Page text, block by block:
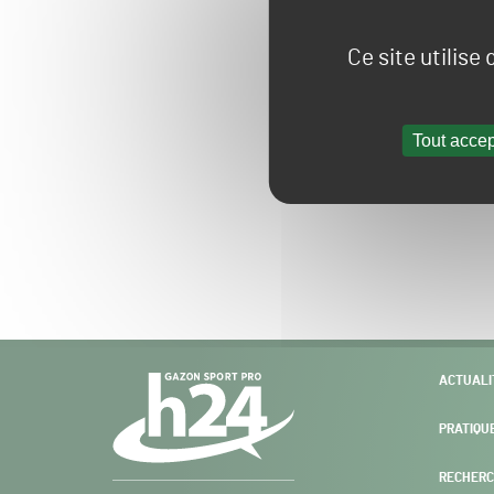
Ce site utilise
Tout